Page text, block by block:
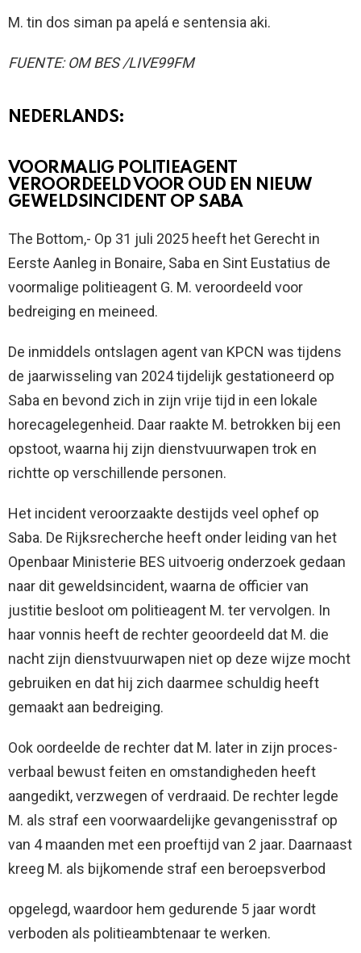
M. tin dos siman pa apelá e sentensia aki.
FUENTE: OM BES /LIVE99FM
NEDERLANDS:
VOORMALIG POLITIEAGENT
VEROORDEELD VOOR OUD EN NIEUW
GEWELDSINCIDENT OP SABA
The Bottom,- Op 31 juli 2025 heeft het Gerecht in
Eerste Aanleg in Bonaire, Saba en Sint Eustatius de
voormalige politieagent G. M. veroordeeld voor
bedreiging en meineed.
De inmiddels ontslagen agent van KPCN was tijdens
de jaarwisseling van 2024 tijdelijk gestationeerd op
Saba en bevond zich in zijn vrije tijd in een lokale
horecagelegenheid. Daar raakte M. betrokken bij een
opstoot, waarna hij zijn dienstvuurwapen trok en
richtte op verschillende personen.
Het incident veroorzaakte destijds veel ophef op
Saba. De Rijksrecherche heeft onder leiding van het
Openbaar Ministerie BES uitvoerig onderzoek gedaan
naar dit geweldsincident, waarna de officier van
justitie besloot om politieagent M. ter vervolgen. In
haar vonnis heeft de rechter geoordeeld dat M. die
nacht zijn dienstvuurwapen niet op deze wijze mocht
gebruiken en dat hij zich daarmee schuldig heeft
gemaakt aan bedreiging.
Ook oordeelde de rechter dat M. later in zijn proces-
verbaal bewust feiten en omstandigheden heeft
aangedikt, verzwegen of verdraaid. De rechter legde
M. als straf een voorwaardelijke gevangenisstraf op
van 4 maanden met een proeftijd van 2 jaar. Daarnaast
kreeg M. als bijkomende straf een beroepsverbod
opgelegd, waardoor hem gedurende 5 jaar wordt
verboden als politieambtenaar te werken.